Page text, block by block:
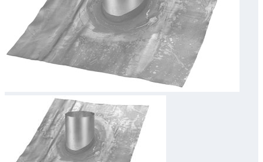
Oplossingen
Downloads
Academy
Over ons
Contact